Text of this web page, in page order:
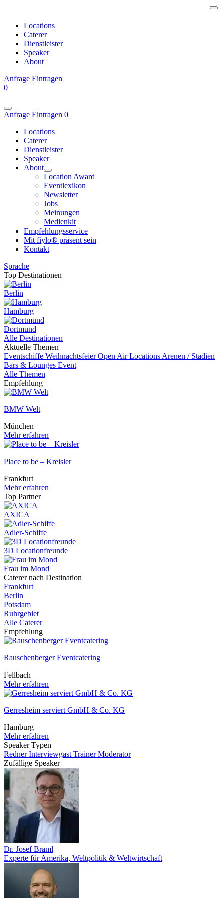
Locations
Caterer
Dienstleister
Speaker
About
Anfrage Eintragen
0
Anfrage Eintragen 0
Locations
Caterer
Dienstleister
Speaker
About
Location Award
Eventlexikon
Newsletter
Jobs
Meinungen
Medienkit
Empfehlungsservice
Mit fiylo® präsent sein
Kontakt
Sprache
Top Destinationen
Berlin
Hamburg
Dortmund
Alle Destinationen
Aktuelle Themen
Eventschiffe WeihnachtsfeierOpen Air Locations Arenen / Stadien
Bars & Lounges Event
Alle Themen
Empfehlung
BMW Welt
München
Mehr erfahren
Place to be – Kreisler
Frankfurt
Mehr erfahren
Top Partner
AXICA
Adler-Schiffe
3D Locationfreunde
Frau im Mond
Caterer nach Destination
Frankfurt
Berlin
Potsdam
Ruhrgebiet
Alle Caterer
Empfehlung
Rauschenberger Eventcatering
Fellbach
Mehr erfahren
Gerresheim serviert GmbH & Co. KG
Hamburg
Mehr erfahren
Speaker Typen
RednerInterviewgast TrainerModerator
Zufällige Speaker
Dr. Josef Braml
Experte für Amerika, Weltpolitik & Weltwirtschaft